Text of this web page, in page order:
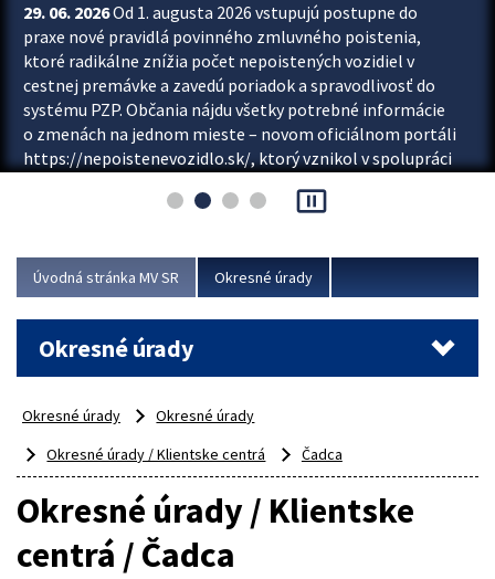
29. 06. 2026Od 1. augusta 2026 vstupujú postupne do
praxe nové pravidlá povinného zmluvného poistenia,
ktoré radikálne znížia počet nepoistených vozidiel v
cestnej premávke a zavedú poriadok a spravodlivosť do
systému PZP. Občania nájdu všetky potrebné informácie
o zmenách na jednom mieste – novom oficiálnom portáli
https://nepoistenevozidlo.sk/, ktorý vznikol v spolupráci
asociácie poisťovní (SLASPO) a Ministerstva vnútra SR.
Viac
pause_presentation
Úvodná stránka MV SR Okresné úrady
Okresné úrady
Okresné úrady
Okresné úrady
Okresné úrady / Klientske centrá
Čadca
Okresné úrady / Klientske
centrá / Čadca